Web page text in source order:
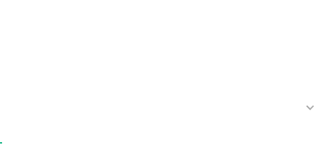
حرف های پرتقالی منتشر شده است، می‌خوانیم: «برنامه ای مفرح